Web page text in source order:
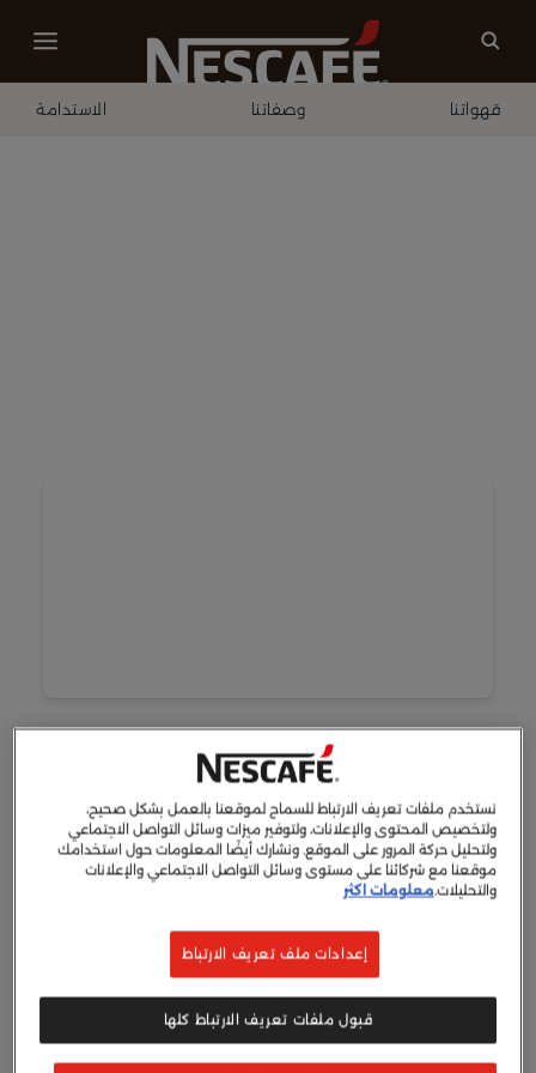
قهواتنا وصفاتنا الاستدامة
نستخدم ملفات تعريف الارتباط للسماح لموقعنا بالعمل بشكل صحيح،
ولتخصيص المحتوى والإعلانات، ولتوفير ميزات وسائل التواصل الاجتماعي
ولتحليل حركة المرور على الموقع. ونشارك أيضًا المعلومات حول استخدامك
موقعنا مع شركائنا على مستوى وسائل التواصل الاجتماعي والإعلانات
والتحليلات.معلومات اكثر
إعدادات ملف تعريف الارتباط
قبول ملفات تعريف الارتباط كلها